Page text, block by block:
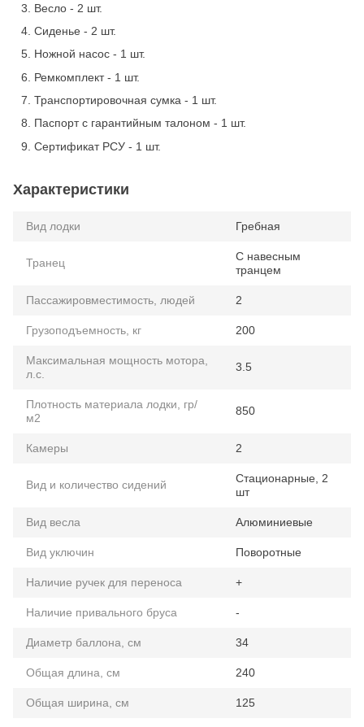
Весло - 2 шт.
Сиденье - 2 шт.
Ножной насос - 1 шт.
Ремкомплект - 1 шт.
Транспортировочная сумка - 1 шт.
Паспорт с гарантийным талоном - 1 шт.
Сертификат РСУ - 1 шт.
Характеристики
Вид лодки Гребная
Транец
С навесным
транцем
Пассажировместимость, людей 2
Грузоподъемность, кг 200
Максимальная мощность мотора,
л.с.
3.5
Плотность материала лодки, гр/
м2
850
Камеры 2
Вид и количество сидений
Стационарные, 2
шт
Вид весла Алюминиевые
Вид уключин Поворотные
Наличие ручек для переноса +
Наличие привального бруса -
Диаметр баллона, см 34
Общая длина, см 240
Общая ширина, см 125